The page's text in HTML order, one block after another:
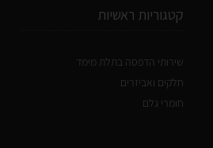
קטגוריות ראשיות
שירותי הדפסה בתלת מימד
חלקים ואביזרים
חומרי גלם